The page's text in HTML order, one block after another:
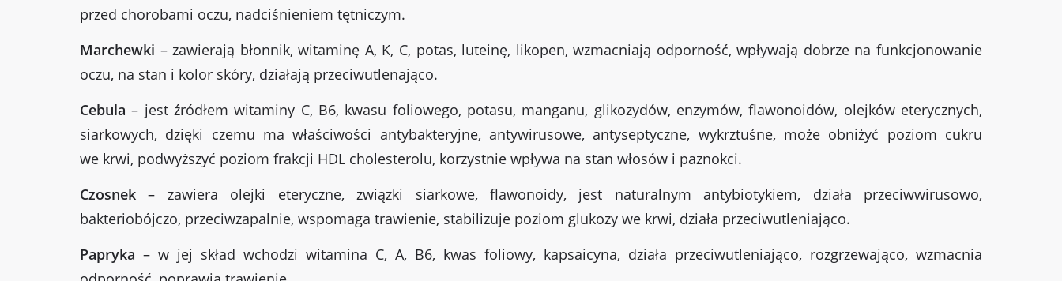
przed chorobami oczu, nadciśnieniem tętniczym.
Marchewki – zawierają błonnik, witaminę A, K, C, potas, luteinę, likopen, wzmacniają odporność, wpływają dobrze na funkcjonowanie
oczu, na stan i kolor skóry, działają przeciwutlenająco.
Cebula – jest źródłem witaminy C, B6, kwasu foliowego, potasu, manganu, glikozydów, enzymów, flawonoidów, olejków eterycznych,
siarkowych, dzięki czemu ma właściwości antybakteryjne, antywirusowe, antyseptyczne, wykrztuśne, może obniżyć poziom cukru
we krwi, podwyższyć poziom frakcji HDL cholesterolu, korzystnie wpływa na stan włosów i paznokci.
Czosnek – zawiera olejki eteryczne, związki siarkowe, flawonoidy, jest naturalnym antybiotykiem, działa przeciwwirusowo,
bakteriobójczo, przeciwzapalnie, wspomaga trawienie, stabilizuje poziom glukozy we krwi, działa przeciwutleniająco.
Papryka – w jej skład wchodzi witamina C, A, B6, kwas foliowy, kapsaicyna, działa przeciwutleniająco, rozgrzewająco, wzmacnia